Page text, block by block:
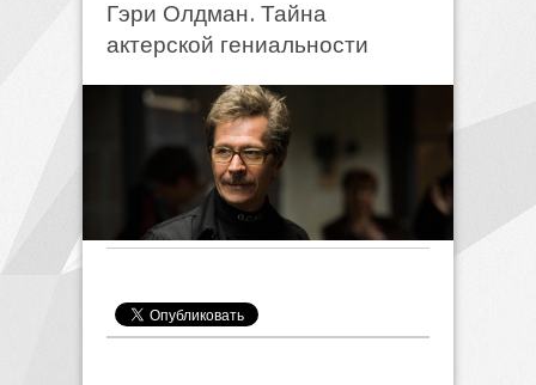
Гэри Олдман. Тайна
актерской гениальности